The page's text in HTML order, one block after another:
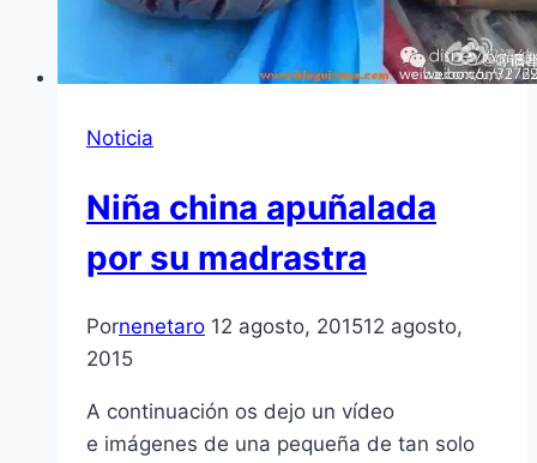
Noticia
Niña china apuñalada
por su madrastra
Pornenetaro 12 agosto, 201512 agosto,
2015
A continuación os dejo un vídeo
e imágenes de una pequeña de tan solo